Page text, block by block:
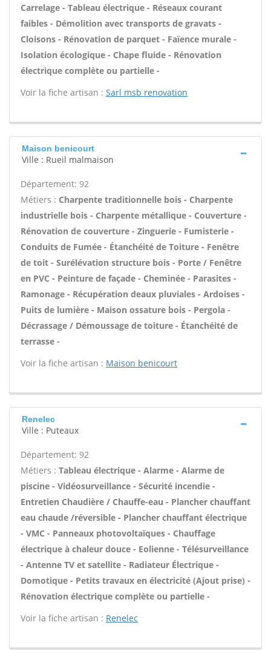
Carrelage - Tableau électrique - Réseaux courant
faibles - Démolition avec transports de gravats -
Cloisons - Rénovation de parquet - Faïence murale -
Isolation écologique - Chape fluide - Rénovation
électrique complète ou partielle -
Voir la fiche artisan : Sarl msb renovation
Maison benicourt
Ville : Rueil malmaison
Département: 92
Métiers : Charpente traditionnelle bois - Charpente
industrielle bois - Charpente métallique - Couverture -
Rénovation de couverture - Zinguerie - Fumisterie -
Conduits de Fumée - Étanchéité de Toiture - Fenêtre
de toit - Surélévation structure bois - Porte / Fenêtre
en PVC - Peinture de façade - Cheminée - Parasites -
Ramonage - Récupération deaux pluviales - Ardoises -
Puits de lumière - Maison ossature bois - Pergola -
Décrassage / Démoussage de toiture - Étanchéité de
terrasse -
Voir la fiche artisan : Maison benicourt
Renelec
Ville : Puteaux
Département: 92
Métiers : Tableau électrique - Alarme - Alarme de
piscine - Vidéosurveillance - Sécurité incendie -
Entretien Chaudière / Chauffe-eau - Plancher chauffant
eau chaude /réversible - Plancher chauffant électrique
- VMC - Panneaux photovoltaïques - Chauffage
électrique à chaleur douce - Eolienne - Télésurveillance
- Antenne TV et satellite - Radiateur Électrique -
Domotique - Petits travaux en électricité (Ajout prise) -
Rénovation électrique complète ou partielle -
Voir la fiche artisan : Renelec